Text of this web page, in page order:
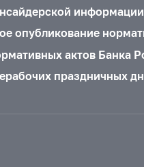
опубликование
актов Банка
праздничных